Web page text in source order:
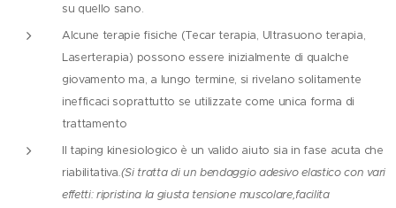
su quello sano.
Alcune terapie fisiche (Tecar terapia, Ultrasuono terapia,
Laserterapia) possono essere inizialmente di qualche
giovamento ma, a lungo termine, si rivelano solitamente
inefficaci soprattutto se utilizzate come unica forma di
trattamento
Il taping kinesiologico è un valido aiuto sia in fase acuta che
riabilitativa.(Si tratta di un bendaggio adesivo elastico con vari
effetti: ripristina la giusta tensione muscolare,facilita